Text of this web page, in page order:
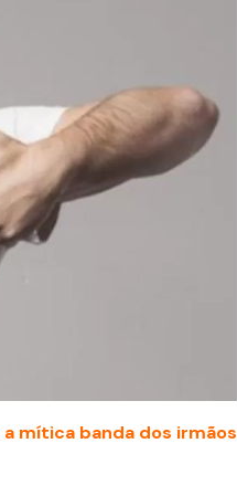
mítica banda dos irmãos